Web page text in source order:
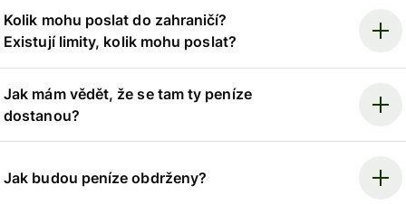
Kolik mohu poslat do zahraničí?
Existují limity, kolik mohu poslat?
Jak mám vědět, že se tam ty peníze
dostanou?
Jak budou peníze obdrženy?